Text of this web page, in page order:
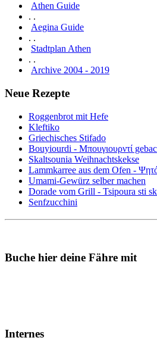
Athen Guide
. .
Aegina Guide
. .
Stadtplan Athen
. .
Archive 2004 - 2019
Neue Rezepte
Roggenbrot mit Hefe
Kleftiko
Griechisches Stifado
Bouyiourdi - Μπουγιουρντί
Skaltsounia Weihnachtskekse
Lammkarree aus dem Ofen -
Umami-Gewürz selber machen
Dorade vom Grill - Tsipoura sti
Senfzucchini
Buche hier deine Fähre mit
Internes